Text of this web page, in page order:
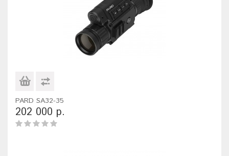
PARD SA32-35
202 000 р.